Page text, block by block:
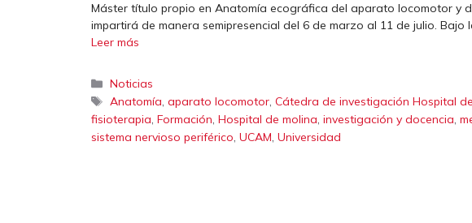
Máster título propio en Anatomía ecográfica del aparato locomotor y
impartirá de manera semipresencial del 6 de marzo al 11 de julio.
Leer más
Categorías
Noticias
Etiquetas
Anatomía,aparato locomotor,Cátedra de investigación Hospital
fisioterapia, Formación, Hospital de molina, investigación y docencia,
sistema nervioso periférico, UCAM, Universidad